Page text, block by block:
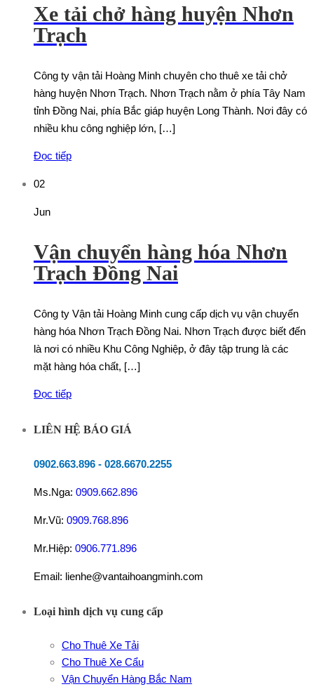
Xe tải chở hàng huyện Nhơn
Trạch
Công ty vận tải Hoàng Minh chuyên cho thuê xe tải chở
hàng huyện Nhơn Trạch. Nhơn Trạch nằm ở phía Tây Nam
tỉnh Đồng Nai, phía Bắc giáp huyện Long Thành. Nơi đây có
nhiều khu công nghiệp lớn, […]
Đọc tiếp
02
Jun
Vận chuyển hàng hóa Nhơn
Trạch Đồng Nai
Công ty Vận tải Hoàng Minh cung cấp dịch vụ vận chuyển
hàng hóa Nhơn Trạch Đồng Nai. Nhơn Trạch được biết đến
là nơi có nhiều Khu Công Nghiệp, ở đây tập trung là các
mặt hàng hóa chất, […]
Đọc tiếp
LIÊN HỆ BÁO GIÁ
0902.663.896 - 028.6670.2255
Ms.Nga: 0909.662.896
Mr.Vũ: 0909.768.896
Mr.Hiệp: 0906.771.896
Email: lienhe@vantaihoangminh.com
Loại hình dịch vụ cung cấp
Cho Thuê Xe Tải
Cho Thuê Xe Cẩu
Vận Chuyển Hàng Bắc Nam